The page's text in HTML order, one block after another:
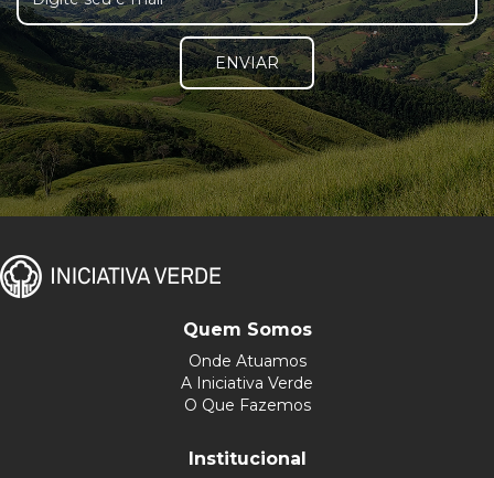
ENVIAR
Quem Somos
Onde Atuamos
A Iniciativa Verde
O Que Fazemos
Institucional